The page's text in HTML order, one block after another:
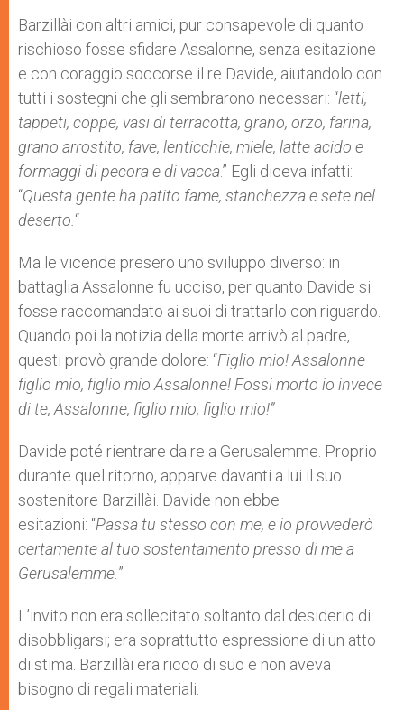
Barzillài con altri amici, pur consapevole di quanto
rischioso fosse sfidare Assalonne, senza esitazione
e con coraggio soccorse il re Davide, aiutandolo con
tutti i sostegni che gli sembrarono necessari: “letti,
tappeti, coppe, vasi di terracotta, grano, orzo, farina,
grano arrostito, fave, lenticchie, miele, latte acido e
formaggi di pecora e di vacca.” Egli diceva infatti:
“Questa gente ha patito fame, stanchezza e sete nel
deserto. “
Ma le vicende presero uno sviluppo diverso: in
battaglia Assalonne fu ucciso, per quanto Davide si
fosse raccomandato ai suoi di trattarlo con riguardo.
Quando poi la notizia della morte arrivò al padre,
questi provò grande dolore: “Figlio mio! Assalonne
figlio mio, figlio mio Assalonne! Fossi morto io invece
di te, Assalonne, figlio mio, figlio mio!”
Davide poté rientrare da re a Gerusalemme. Proprio
durante quel ritorno, apparve davanti a lui il suo
sostenitore Barzillài. Davide non ebbe
esitazioni: “Passa tu stesso con me, e io provvederò
certamente al tuo sostentamento presso di me a
Gerusalemme. ”
L’invito non era sollecitato soltanto dal desiderio di
disobbligarsi; era soprattutto espressione di un atto
di stima. Barzillài era ricco di suo e non aveva
bisogno di regali materiali.